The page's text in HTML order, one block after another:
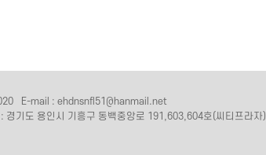
E-mail : ehdnsnfl51@hanmail.net
경기도 용인시 기흥구 동백중앙로 191,603,604호(씨티프라자)